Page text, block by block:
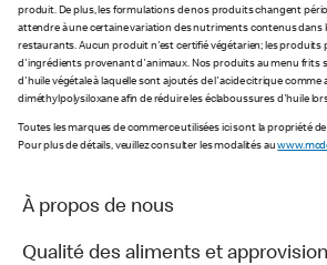
produit. De plus, les formulations de nos produits changent
attendre à une certaine variation des nutriments contenus dans
restaurants. Aucun produit n'est certifié végétarien; les produits
d'ingrédients provenant d'animaux. Nos produits au menu frits
d'huile végétale à laquelle sont ajoutés de l'acide citrique
diméthylpolysiloxane afin de réduire les éclaboussures d'huile
Toutes les marques de commerce utilisées ici sont la propriété
Pour plus de détails, veuillez consulter les modalités au
À propos de nous
Qualité des aliments et